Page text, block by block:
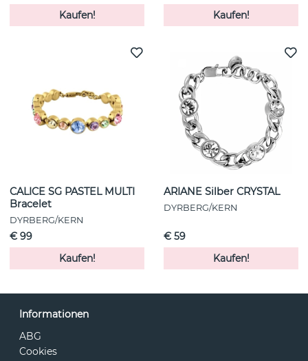
Kaufen!
Kaufen!
CALICE SG PASTEL MULTI
Bracelet
DYRBERG/KERN
€ 99
Kaufen!
ARIANE Silber CRYSTAL
DYRBERG/KERN
€ 59
Kaufen!
Informationen
ABG
Cookies